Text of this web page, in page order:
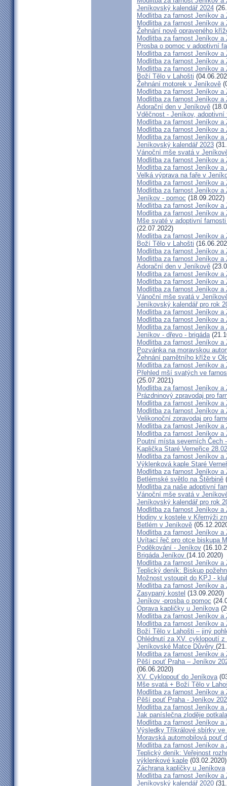
Jeníkovský kalendář 2024
Modlitba za farnost Jeníkov a
Modlitba za farnost Jeníkov a
Žehnání nově opraveného
Modlitba za farnost Jeníkov a
Prosba o pomoc v adoptivní
Modlitba za farnost Jeníkov a
Modlitba za farnost Jeníkov a
Modlitba za farnost Jeníkov a
Boží Tělo v Lahošti
Žehnání motorek v Jeníkově
Modlitba za farnost Jeníkov a
Modlitba za farnost Jeníkov a
Adorační den v Jeníkově
Vděčnost - Jeníkov, adoptivní
Modlitba za farnost Jeníkov a
Modlitba za farnost Jeníkov a
Modlitba za farnost Jeníkov a
Jeníkovský kalendář 2023
Vánoční mše svatá v
Modlitba za farnost Jeníkov a
Modlitba za farnost Jeníkov a
Velká výprava na faře v
Modlitba za farnost Jeníkov a
Modlitba za farnost Jeníkov a
Jeníkov - pomoc (18.09.2022)
Modlitba za farnost Jeníkov a
Modlitba za farnost Jeníkov a
Mše svaté v adoptivní
(22.07.2022)
Modlitba za farnost Jeníkov a
Boží Tělo v Lahošti
Modlitba za farnost Jeníkov a
Modlitba za farnost Jeníkov a
Adorační den v Jeníkově
Modlitba za farnost Jeníkov a
Modlitba za farnost Jeníkov a
Modlitba za farnost Jeníkov a
Vánoční mše svatá v
Jeníkovský kalendář pro rok
Modlitba za farnost Jeníkov a
Modlitba za farnost Jeníkov a
Modlitba za farnost Jeníkov a
Jeníkov - dřevo - brigáda
Modlitba za farnost Jeníkov a
Pozvánka na moravskou
Žehnání pamětního kříže v
Modlitba za farnost Jeníkov a
Přehled mší svatých ve
(25.07.2021)
Modlitba za farnost Jeníkov a
Prázdninový zpravodaj pro
Modlitba za farnost Jeníkov
Modlitba za farnost Jeníkov a
Velikonoční zpravodaj pro
Modlitba za farnost Jeníkov a
Modlitba za farnost Jeníkov a
Poutní místa severních Čech
Kaplička Staré Verneřice
Modlitba za farnost Jeníkov a
Výklenková kaple Staré
Modlitba za farnost Jeníkov a
Betlémské světlo na Štěrbině
Modlitba za naše adoptivní
Vánoční mše svatá v
Jeníkovský kalendář pro rok
Modlitba za farnost Jeníkov a
Hodiny v kostele v Křemýži
Betlém v Jeníkově
Modlitba za farnost Jeníkov
Uvítací řeč pro otce biskupa
Poděkování - Jeníkov
Brigáda Jeníkov (14.10.2020)
Modlitba za farnost Jeníkov a
Teplický deník: Biskup
Možnost vstoupit do KPJ -
Modlitba za farnost Jeníkov a
Zasypaný kostel (13.09.2020)
Jeníkov -prosba o pomoc
Oprava kapličky u Jeníkova
Modlitba za farnost Jeníkov a
Modlitba za farnost Jeníkov a
Boží Tělo v Lahošti – jiný
Ohlédnutí za XV. cyklopoutí
Jeníkovské Matce Důvěry
Modlitba za farnost Jeníkov a
Pěší pouť Praha – Jeníkov
(06.06.2020)
XV. Cyklopouť do Jeníkova
Mše svatá + Boží Tělo v
Modlitba za farnost Jeníkov a
Pěší pouť Praha - Jeníkov
Modlitba za farnost Jeníkov a
Jak paníslečna zloděje potkala
Modlitba za farnost Jeníkov a
Výsledky Tříkrálové sbírky
Moravská automobilová pouť
Modlitba za farnost Jeníkov a
Teplický deník: Veřejnost
výklenkové kaple (03.02.2020)
Záchrana kapličky u Jeníkova
Modlitba za farnost Jeníkov a
Jeníkovský kalendář 2020